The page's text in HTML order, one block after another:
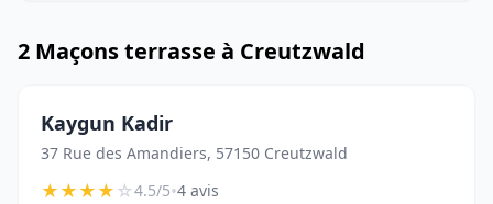
2 Maçons terrasse à Creutzwald
Kaygun Kadir
37 Rue des Amandiers, 57150 Creutzwald
★★★★☆4.5/5•4 avis